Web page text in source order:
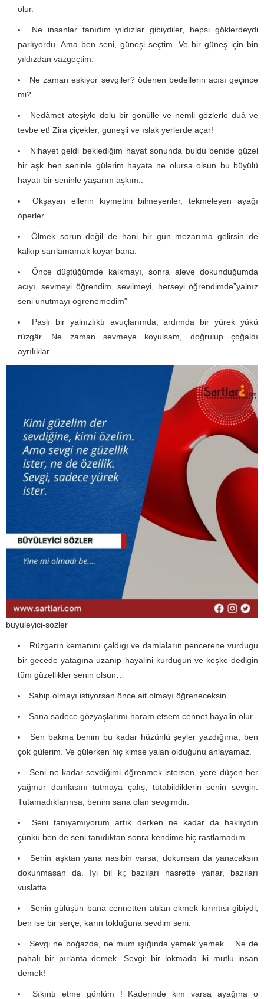
olur.
Ne insanlar tanıdım yıldızlar gibiydiler, hepsi göklerdeydi
parlıyordu. Ama ben seni, güneşi seçtim. Ve bir güneş için bin
yıldızdan vazgeçtim.
Ne zaman eskiyor sevgiler? ödenen bedellerin acısı geçince
mi?
Nedâmet ateşiyle dolu bir gönülle ve nemli gözlerle duâ ve
tevbe et! Zira çiçekler, güneşli ve ıslak yerlerde açar!
Nihayet geldi beklediğim hayat sonunda buldu benide güzel
bir aşk ben seninle gülerim hayata ne olursa olsun bu büyülü
hayatı bir seninle yaşarım aşkım..
Okşayan ellerin kıymetini bilmeyenler, tekmeleyen ayağı
öperler.
Ölmek sorun değil de hani bir gün mezarıma gelirsin de
kalkıp sarılamamak koyar bana.
Önce düştüğümde kalkmayı, sonra aleve dokunduğumda
acıyı, sevmeyi öğrendim, sevilmeyi, herseyi öğrendimde”yalnız
seni unutmayı ögrenemedim”
Paslı bir yalnızlıktı avuçlarımda, ardımda bir yürek yükü
rüzgâr. Ne zaman sevmeye koyulsam, doğrulup çoğaldı
ayrılıklar.
buyuleyici-sozler
Rüzgarın kemanını çaldıgı ve damlaların pencerene vurdugu
bir gecede yatagına uzanıp hayalini kurdugun ve keşke dedigin
tüm güzellikler senin olsun…
Sahip olmayı istiyorsan önce ait olmayı öğreneceksin.
Sana sadece gözyaşlarımı haram etsem cennet hayalin olur.
Sen bakma benim bu kadar hüzünlü şeyler yazdığıma, ben
çok gülerim. Ve gülerken hiç kimse yalan olduğunu anlayamaz.
Seni ne kadar sevdiğimi öğrenmek istersen, yere düşen her
yağmur damlasını tutmaya çalış; tutabildiklerin senin sevgin.
Tutamadıklarınsa, benim sana olan sevgimdir.
Seni tanıyamıyorum artık derken ne kadar da haklıydın
çünkü ben de seni tanıdıktan sonra kendime hiç rastlamadım.
Senin aşktan yana nasibin varsa; dokunsan da yanacaksın
dokunmasan da. İyi bil ki; bazıları hasrette yanar, bazıları
vuslatta.
Senin gülüşün bana cennetten atılan ekmek kırıntısı gibiydi,
ben ise bir serçe, karın tokluğuna sevdim seni.
Sevgi ne boğazda, ne mum ışığında yemek yemek… Ne de
pahalı bir pırlanta demek. Sevgi; bir lokmada iki mutlu insan
demek!
Sıkıntı etme gönlüm ! Kaderinde kim varsa ayağına o